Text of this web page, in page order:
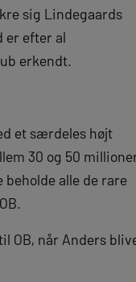
sig Lindegaards
er efter al
erkendt.
et særdeles højt
30 og 50
alle de rare
OB, når Anders